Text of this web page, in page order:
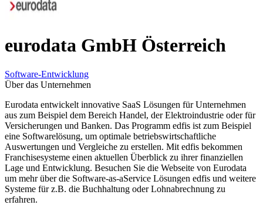
eurodata GmbH Österreich
Software-Entwicklung
Über das Unternehmen
Eurodata entwickelt innovative SaaS Lösungen für Unternehmen
aus zum Beispiel dem Bereich Handel, der Elektroindustrie oder für
Versicherungen und Banken. Das Programm edfis ist zum Beispiel
eine Softwarelösung, um optimale betriebswirtschaftliche
Auswertungen und Vergleiche zu erstellen. Mit edfis bekommen
Franchisesysteme einen aktuellen Überblick zu ihrer finanziellen
Lage und Entwicklung. Besuchen Sie die Webseite von Eurodata
um mehr über die Software-as-aService Lösungen edfis und weitere
Systeme für z.B. die Buchhaltung oder Lohnabrechnung zu
erfahren.